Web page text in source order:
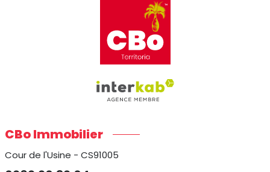
CBo Immobilier
Cour de l'Usine - CS91005